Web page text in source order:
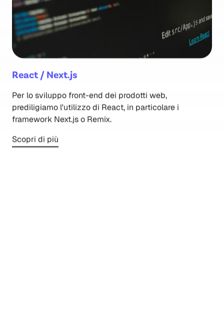
React / Next.js
Per lo sviluppo front-end dei prodotti web,
prediligiamo l'utilizzo di React, in particolare i
framework Next.js o Remix.
Scopri di più